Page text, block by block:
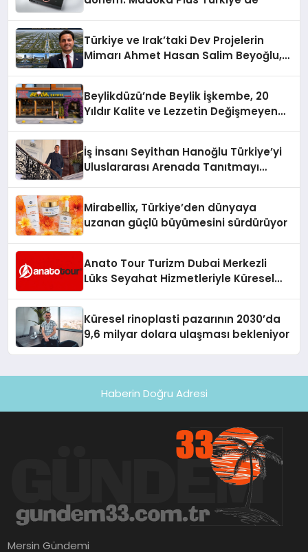
Türkiye ve Irak’taki Dev Projelerin
Mimarı Ahmet Hasan Salim Beyoğlu,
Hayata Geçirecek
Beylikdüzü’nde Beylik İşkembe, 20
Yıldır Kalite ve Lezzetin Değişmeyen
İş İnsanı Seyithan Hanoğlu Türkiye’yi
Uluslararası Arenada Tanıtmayı
Mirabellix, Türkiye’den dünyaya
uzanan güçlü büyümesini sürdürüyor
Anato Tour Turizm Dubai Merkezli
Lüks Seyahat Hizmetleriyle Küresel
Küresel rinoplasti pazarının 2030’da
9,6 milyar dolara ulaşması bekleniyor
Haberin Doğru Adresi
Mersin Gündemi